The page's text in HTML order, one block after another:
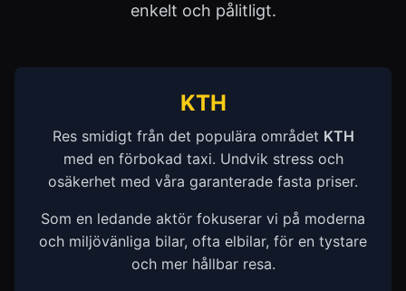
enkelt och pålitligt.
KTH
Res smidigt från det populära området KTH
med en förbokad taxi. Undvik stress och
osäkerhet med våra garanterade fasta priser.
Som en ledande aktör fokuserar vi på moderna
och miljövänliga bilar, ofta elbilar, för en tystare
och mer hållbar resa.